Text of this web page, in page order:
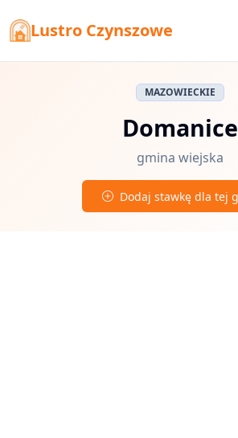
Lustro Czynszowe
MAZOWIECKIE
Domanice
gmina wiejska
Dodaj stawkę dla tej